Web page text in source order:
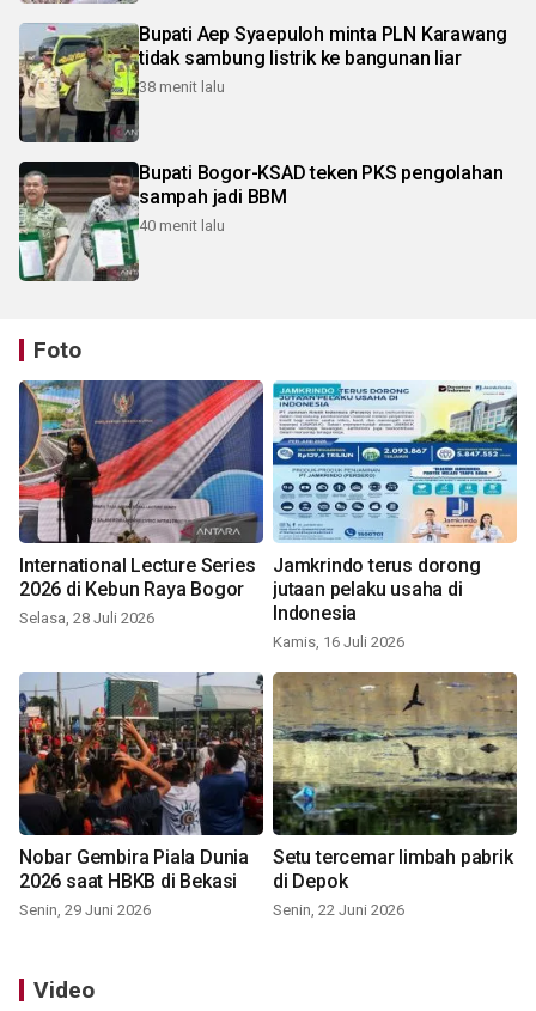
Bupati Aep Syaepuloh minta PLN Karawang
tidak sambung listrik ke bangunan liar
38 menit lalu
Bupati Bogor-KSAD teken PKS pengolahan
sampah jadi BBM
40 menit lalu
Foto
International Lecture Series
2026 di Kebun Raya Bogor
Selasa, 28 Juli 2026
Jamkrindo terus dorong
jutaan pelaku usaha di
Indonesia
Kamis, 16 Juli 2026
Nobar Gembira Piala Dunia
2026 saat HBKB di Bekasi
Senin, 29 Juni 2026
Setu tercemar limbah pabrik
di Depok
Senin, 22 Juni 2026
Video